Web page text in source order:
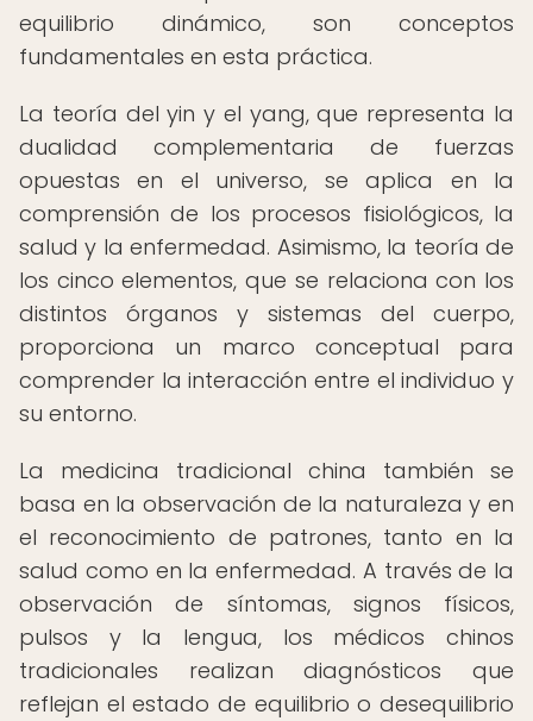
equilibrio dinámico, son conceptos
fundamentales en esta práctica.
La teoría del yin y el yang, que representa la
dualidad complementaria de fuerzas
opuestas en el universo, se aplica en la
comprensión de los procesos fisiológicos, la
salud y la enfermedad. Asimismo, la teoría de
los cinco elementos, que se relaciona con los
distintos órganos y sistemas del cuerpo,
proporciona un marco conceptual para
comprender la interacción entre el individuo y
su entorno.
La medicina tradicional china también se
basa en la observación de la naturaleza y en
el reconocimiento de patrones, tanto en la
salud como en la enfermedad. A través de la
observación de síntomas, signos físicos,
pulsos y la lengua, los médicos chinos
tradicionales realizan diagnósticos que
reflejan el estado de equilibrio o desequilibrio